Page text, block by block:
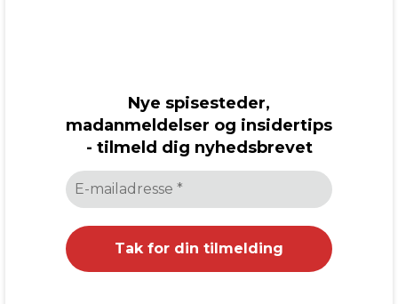
Nye spisesteder,
madanmeldelser og insidertips
- tilmeld dig nyhedsbrevet